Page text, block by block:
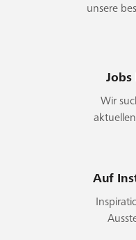
unsere
Jobs
Wir
Auf